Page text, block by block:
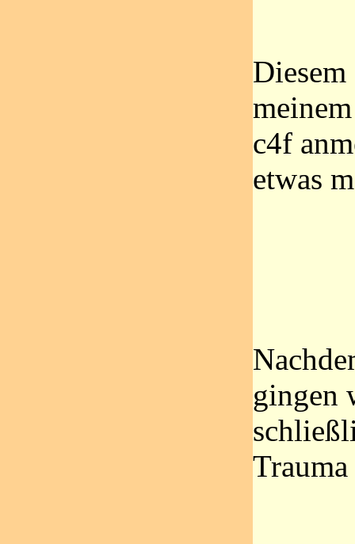
c4f
etwas